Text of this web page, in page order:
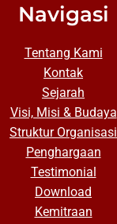
Navigasi
Tentang Kami
Kontak
Sejarah
Visi, Misi & Budaya
Struktur Organisasi
Penghargaan
Testimonial
Download
Kemitraan